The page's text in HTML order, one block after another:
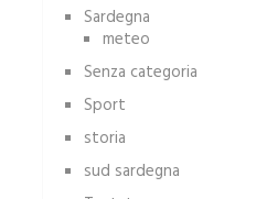
Sardegna
meteo
Senza categoria
Sport
storia
sud sardegna